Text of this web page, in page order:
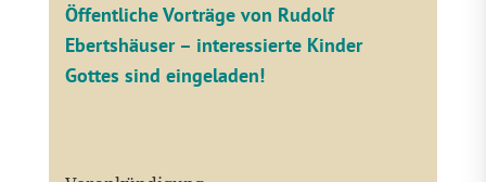
Öffentliche Vorträge von Rudolf
Ebertshäuser – interessierte Kinder
Gottes sind eingeladen!